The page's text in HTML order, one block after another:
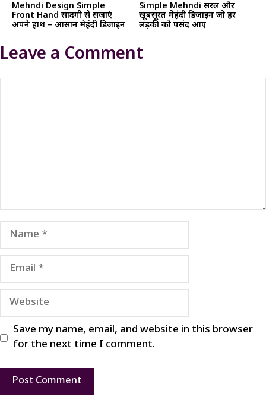
Mehndi Design Simple
Front Hand सादगी से सजाएं
अपने हाथ – आसान मेहंदी डिजाइन
Simple Mehndi सरल और
खूबसूरत मेहंदी डिज़ाइन जो हर
लड़की को पसंद आए
Leave a Comment
Name
Email
Website
Save my name, email, and website in this browser
for the next time I comment.